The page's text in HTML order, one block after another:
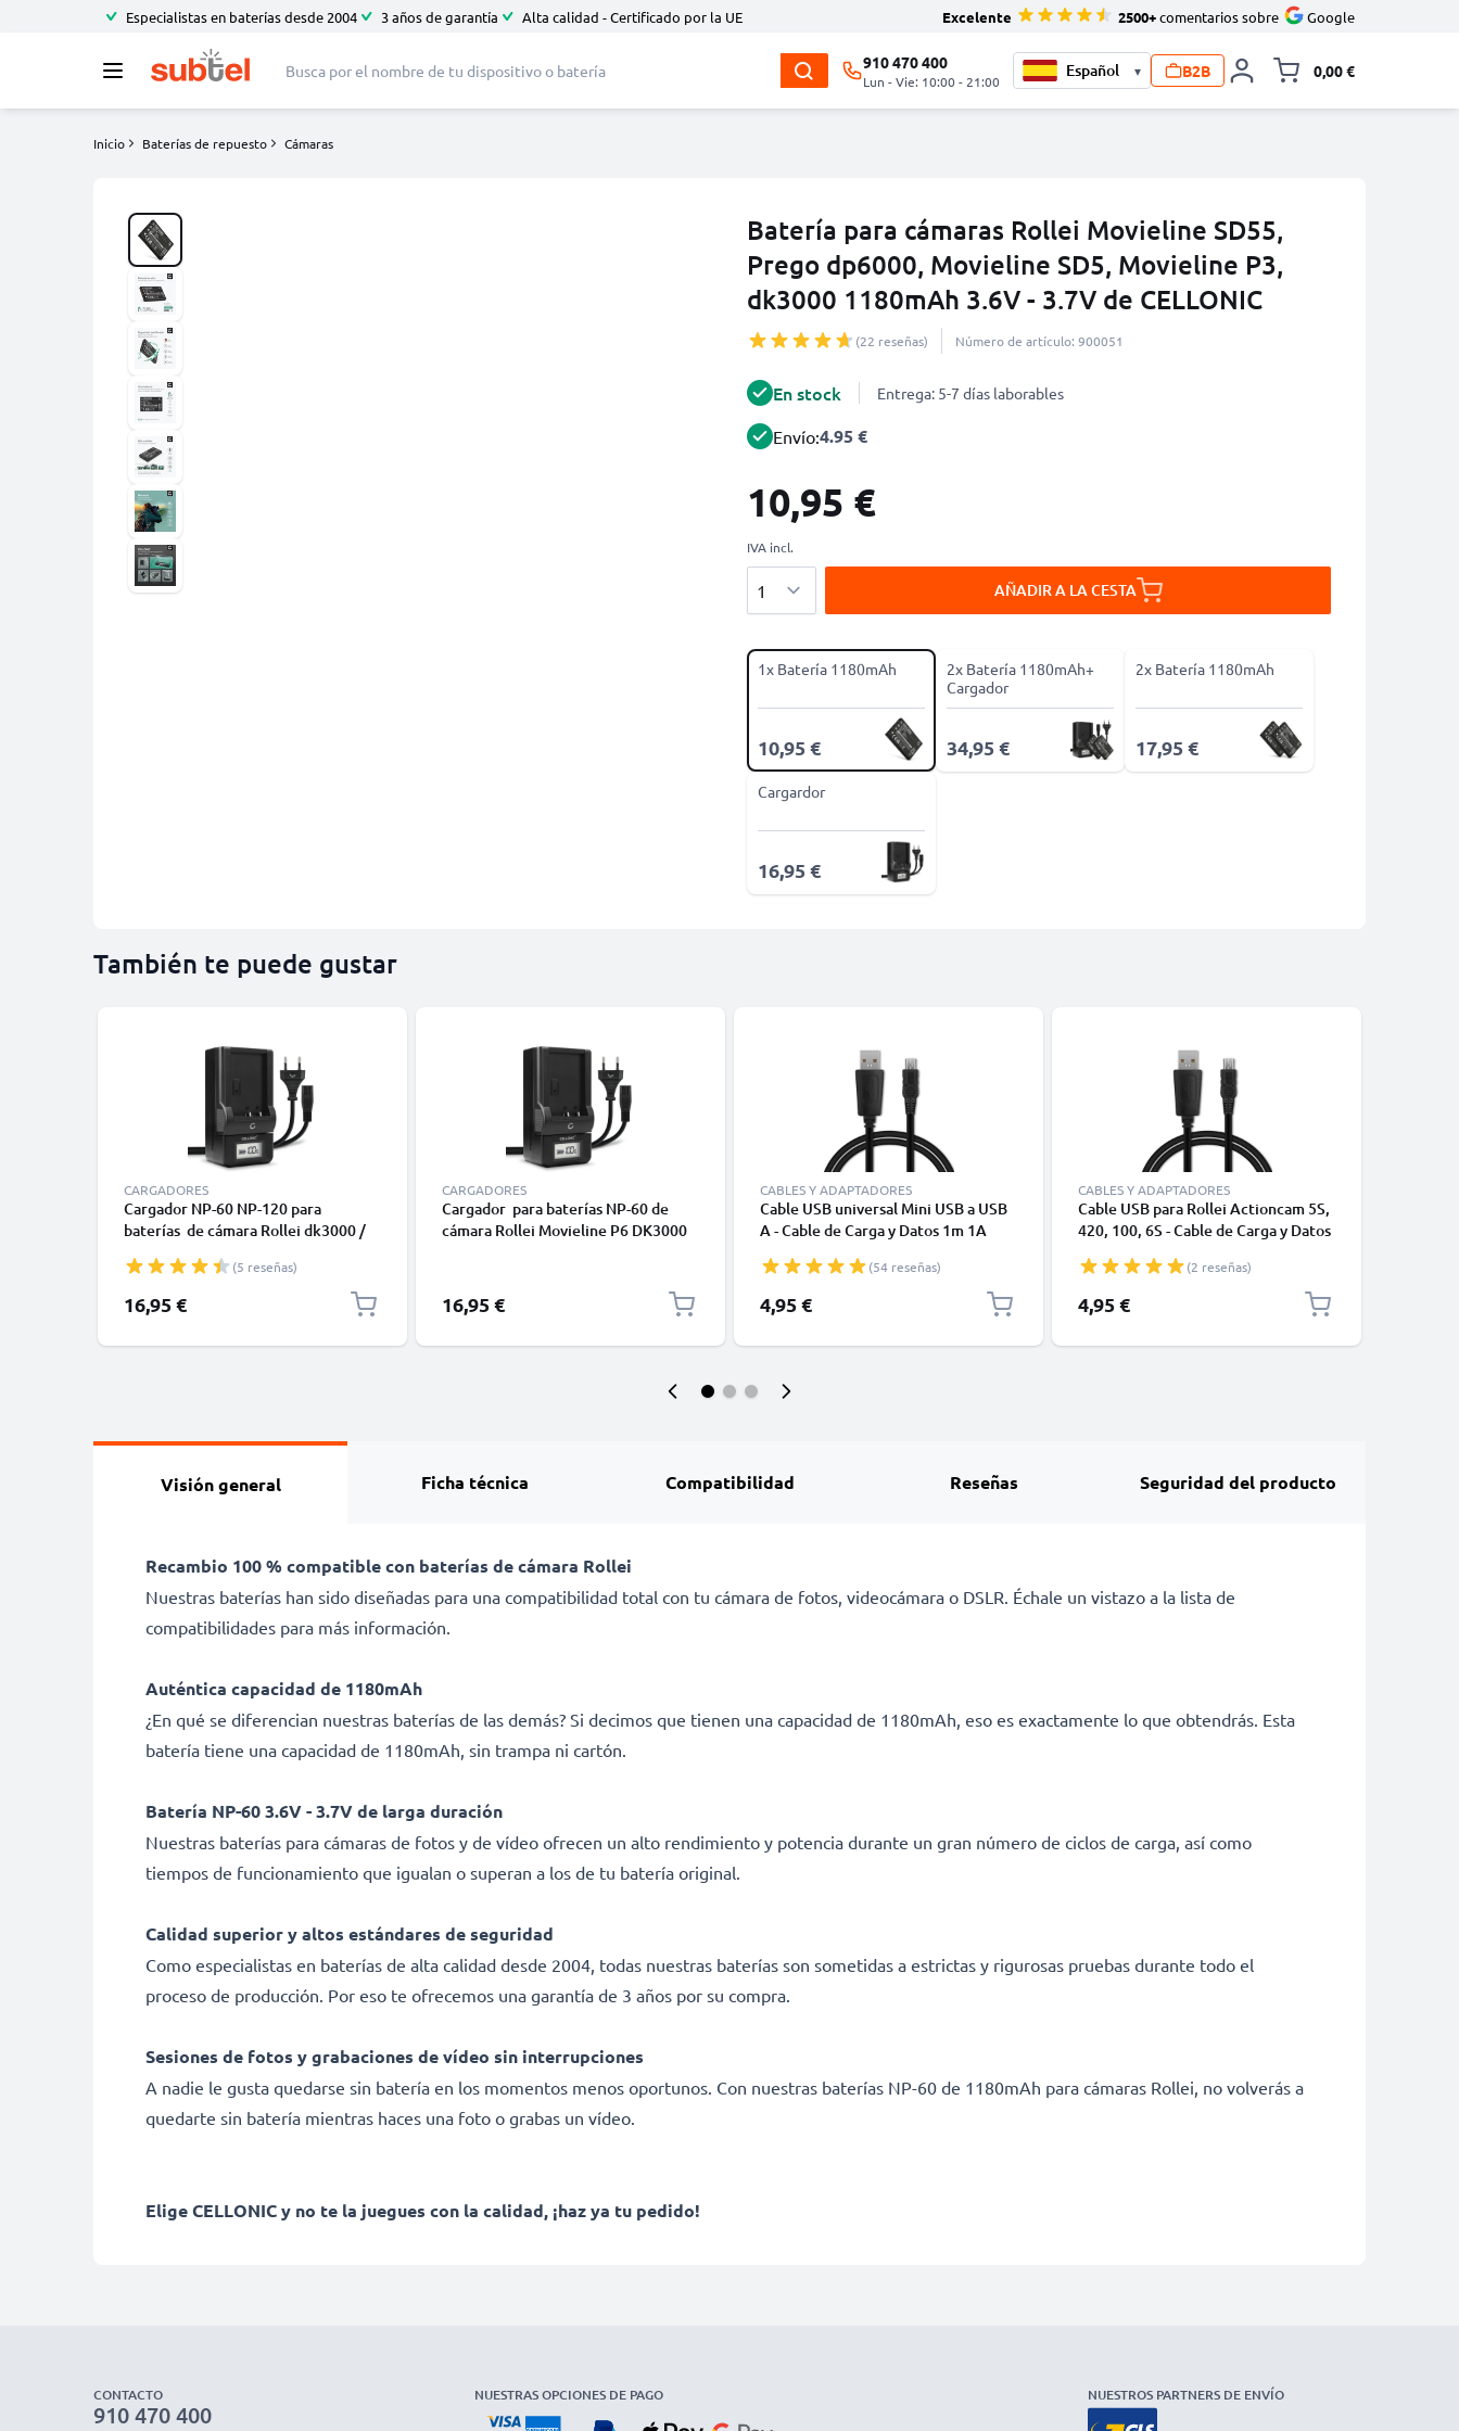
Especialistas en baterías desde 2004 3 años de garantía Alta calidad - Certificado por la UE Excelente 2500+comentarios sobre Google
910 470 400
Lun - Vie: 10:00 - 21:00
▾ B2B 0,00 €
Inicio Baterías de repuesto Cámaras
Batería para cámaras Rollei Movieline SD55,
Prego dp6000, Movieline SD5, Movieline P3,
dk3000 1180mAh 3.6V - 3.7V de CELLONIC
(22 reseñas) Número de artículo: 900051
En stock Entrega: 5-7 días laborables
Envío:4.95 €
10,95 €
IVA incl.
AÑADIR A LA CESTA
1x Batería 1180mAh
10,95 €
2x Batería 1180mAh+
Cargador
34,95 €
2x Batería 1180mAh
17,95 €
Cargardor
16,95 €
También te puede gustar
CARGADORES
Cargador NP-60 NP-120 para
baterías de cámara Rollei dk3000 /
dp5300 / Prego dp6000 de CELLONIC
(5 reseñas)
16,95 €
CARGADORES
Cargador para baterías NP-60 de
cámara Rollei Movieline P6 DK3000
16,95 €
CABLES Y ADAPTADORES
Cable USB universal Mini USB a USB
A - Cable de Carga y Datos 1m 1A
(54 reseñas)
4,95 €
CABLES Y ADAPTADORES
Cable USB para Rollei Actioncam 5S,
420, 100, 6S - Cable de Carga y Datos
(2 reseñas)
4,95 €
Visión general Ficha técnica Compatibilidad Reseñas Seguridad del producto
Recambio 100 % compatible con baterías de cámara Rollei
Nuestras baterías han sido diseñadas para una compatibilidad total con tu cámara de fotos, videocámara o DSLR. Échale un vistazo a la lista de
compatibilidades para más información.
Auténtica capacidad de 1180mAh
¿En qué se diferencian nuestras baterías de las demás? Si decimos que tienen una capacidad de 1180mAh, eso es exactamente lo que obtendrás. Esta
batería tiene una capacidad de 1180mAh, sin trampa ni cartón.
Batería NP-60 3.6V - 3.7V de larga duración
Nuestras baterías para cámaras de fotos y de vídeo ofrecen un alto rendimiento y potencia durante un gran número de ciclos de carga, así como
tiempos de funcionamiento que igualan o superan a los de tu batería original.
Calidad superior y altos estándares de seguridad
Como especialistas en baterías de alta calidad desde 2004, todas nuestras baterías son sometidas a estrictas y rigurosas pruebas durante todo el
proceso de producción. Por eso te ofrecemos una garantía de 3 años por su compra.
Sesiones de fotos y grabaciones de vídeo sin interrupciones
A nadie le gusta quedarse sin batería en los momentos menos oportunos. Con nuestras baterías NP-60 de 1180mAh para cámaras Rollei, no volverás a
quedarte sin batería mientras haces una foto o grabas un vídeo.
Elige CELLONIC y no te la juegues con la calidad, ¡haz ya tu pedido!
CONTACTO
910 470 400
NUESTRAS OPCIONES DE PAGO NUESTROS PARTNERS DE ENVÍO